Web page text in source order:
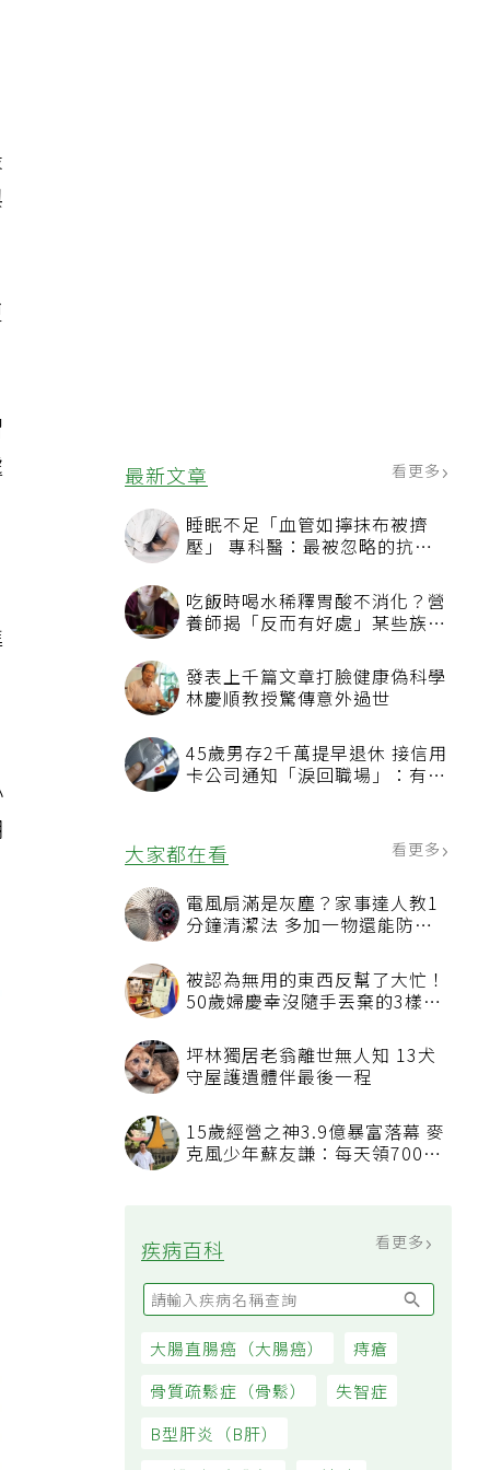
最新文章 看更多
睡眠不足「血管如擰抹布被擠
壓」 專科醫：最被忽略的抗老
吃飯時喝水稀釋胃酸不消化？營
養師揭「反而有好處」某些族群
發表上千篇文章打臉健康偽科學
林慶順教授驚傳意外過世
45歲男存2千萬提早退休 接信用
卡公司通知「淚回職場」：有錢
大家都在看
電風扇滿是灰塵？家事達人教1
被認為無用的東西反幫了大忙！
50歲婦慶幸沒隨手丟棄的3樣物
品
坪林獨居老翁離世無人知 13犬
15歲經營之神3.9億暴富落幕 麥
疾病百科